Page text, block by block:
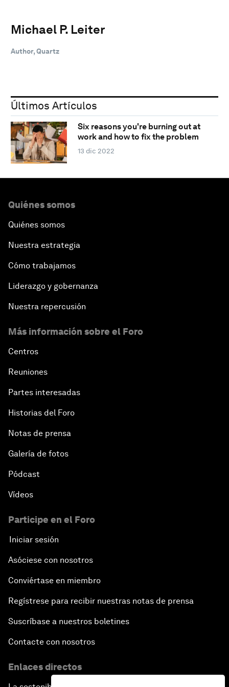
Michael P. Leiter
Author, Quartz
Últimos Artículos
Six reasons you're burning out at
work and how to fix the problem
13 dic 2022
Quiénes somos
Quiénes somos
Nuestra estrategia
Cómo trabajamos
Liderazgo y gobernanza
Nuestra repercusión
Más información sobre el Foro
Centros
Reuniones
Partes interesadas
Historias del Foro
Notas de prensa
Galería de fotos
Pódcast
Vídeos
Participe en el Foro
Iniciar sesión
Asóciese con nosotros
Conviértase en miembro
Regístrese para recibir nuestras notas de prensa
Suscríbase a nuestros boletines
Contacte con nosotros
Enlaces directos